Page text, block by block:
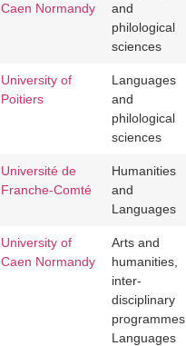
Caen Normandy
and
philological
sciences
University of
Poitiers
Languages
and
philological
sciences
Université de
Franche-Comté
Humanities
and
Languages
University of
Caen Normandy
Arts and
humanities,
inter‐
disciplinary
programmes
Languages